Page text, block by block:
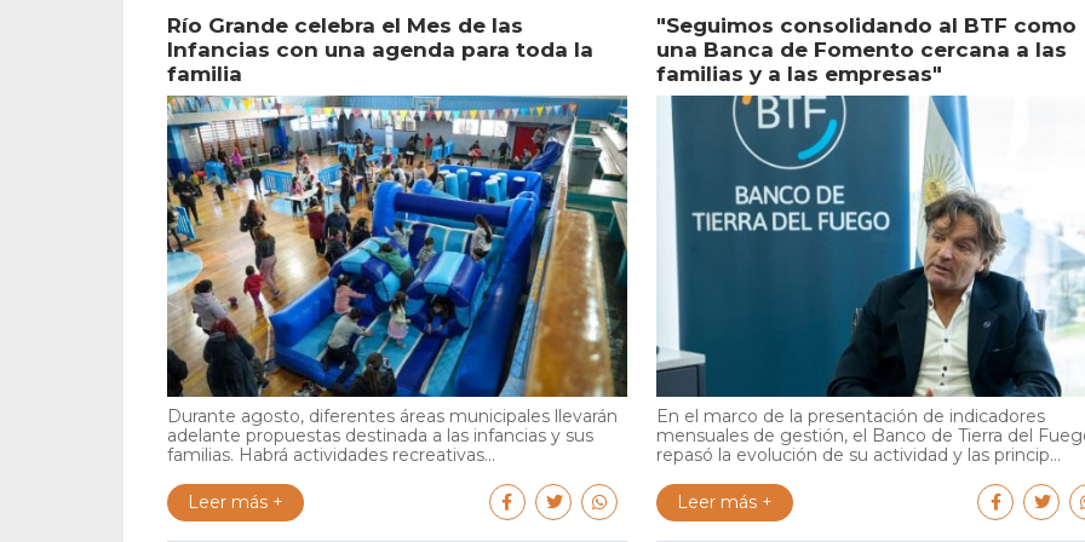
Río Grande celebra el Mes de las
Infancias con una agenda para toda la
familia
Durante agosto, diferentes áreas municipales llevarán
adelante propuestas destinada a las infancias y sus
familias. Habrá actividades recreativas...
Leer más +
"Seguimos consolidando al BTF como
una Banca de Fomento cercana a las
familias y a las empresas"
En el marco de la presentación de indicadores
mensuales de gestión, el Banco de Tierra del
repasó la evolución de su actividad y las princip...
Leer más +